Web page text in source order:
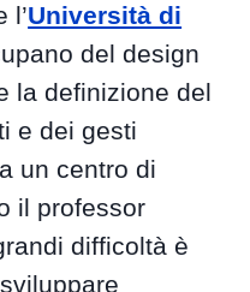
l’Università di
del design
la definizione del
e dei gesti
un centro di
il professor
difficoltà è